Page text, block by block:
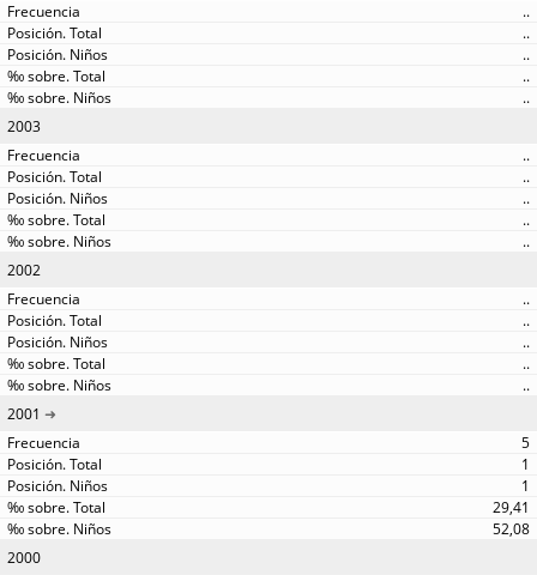
..
..
..
..
..
2003
..
..
..
..
..
2002
..
..
..
..
..
2001
5
1
1
29,41
52,08
2000